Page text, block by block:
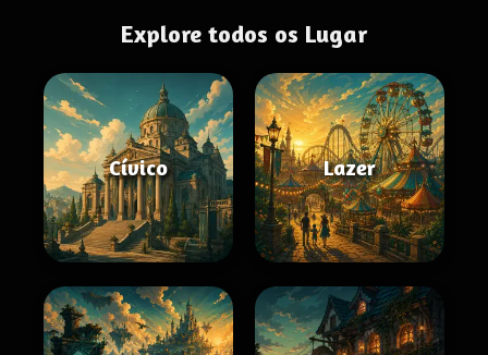
Explore todos os Lugar
Cívico Lazer